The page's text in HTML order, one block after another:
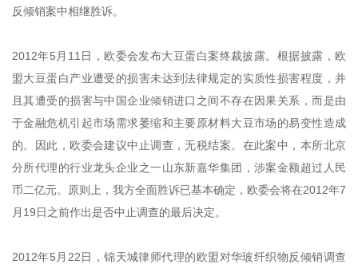
反倾销案中相继胜诉。
2012年5月11日，欧委会发布大豆蛋白案终裁披露。根据披露，欧
盟大豆蛋白产业遭受的损害未达到法律规定的实质性损害程度，并
且其遭受的损害与中国企业倾销进口之间不存在因果关系，而是由
于金融危机引起市场需求萎缩和主要原材料大豆市场的易变性造成
的。因此，欧委会建议中止调查，无税结案。在此案中，本所北京
分所代理的行业龙头企业之一山东新嘉华集团，涉案金额超过人民
币二亿元。原则上，我方全面胜诉已基本确定，欧委会将在2012年7
月19日之前作出是否中止调查的最后决定。
2012年5月22日，锦天城律师代理的欧盟对华玻纤织物反倾销调查